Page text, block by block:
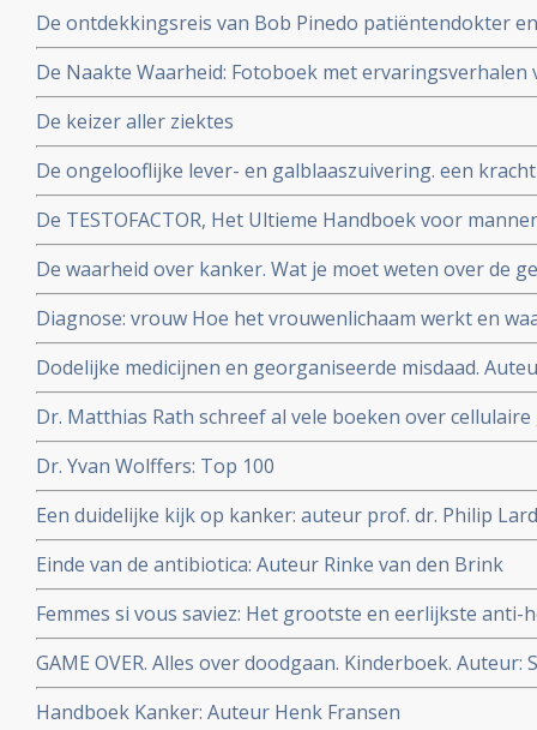
De ontdekkingsreis van Bob Pinedo patiëntendokter
De Naakte Waarheid: Fotoboek met
Auteurs: Alice Bakker & Lilian Schneider Fotografe
De keizer aller ziektes
De ongelooflijke lever- en galblaaszuivering. een
gezondheid en welzijn te optimaliseren. Auteur
De TESTOFACTOR, Het Ultieme Handboek voor
ir. Ralph Moorman
De waarheid over kanker. Wat je moet weten over de
behandeling en de preventie Auteur: Ty M. Bollinger
Diagnose: vrouw Hoe het vrouwenlichaam werkt en
Auteurs: WOMEN Inc.
Dodelijke medicijnen en georganiseerde misdaad.
farmaceutische industrie is door en door verrot
Dr. Matthias Rath schreef al vele boeken over
gezond blijven
Dr. Yvan Wolffers: Top 100
Een duidelijke kijk op kanker: auteur prof. dr. Philip
Einde van de antibiotica: Auteur Rinke van den Brink
Femmes si vous saviez: Het grootste en eerlijkste anti-
vrouwen zouden moeten weten over vooral de rol van
baarmoeder-, borst- en eierstokkanker. Maar ook
GAME OVER. Alles over doodgaan. Kinderboek. Auteur:
Quaegebeur. Dit boek legt uit wat we wél weten van
die niet meer verdwijnt. Voor kinderen vanaf 7 jaar.
Handboek Kanker: Auteur Henk Fransen